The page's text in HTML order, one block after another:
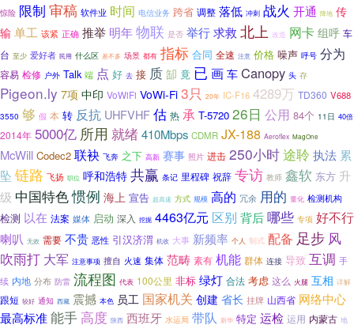
惊险 限制 审稿 软件业 时间 电信业务 跨省 调整 落低 冲刺 战火 开通 降地 传
输 单工 该紧 正确 推举 明年物联 是否 举行求救 北上 改造 网卡组呼 车
台 至少 爱好者 民用 什么区 差不多 场景 都有 指标 合同 全速 注意 价格 噪声 呼号 分为
容易 检修 户外 Talk 端 点 好 去 接 质 缷 竟 已 画 车 Canopy 头 存
Pigeon.ly 7项 中印 VoWiFi VoWi-Fi 3只 20年 IC-F16 4289万 TD360 V688
3550 够 假 本 转 反抗 UHFVHF估 热 承 T-5720 26日 公用 84个 11日 40倍
2014年 5000亿 所用 就绪410Mbps CDMR JX-188 Aeroflex MagOne
McWill Codec2 联袂 飞奔 之下 高新 赛事 照片 进击 250小时途聆 执法 累
坠 链路 飞扬 职位 呼和浩特 共赢 条记 里程碑 祝辞 专访 教师 鑫软 东方 升
级 中国特色惯例 海上 宣告 超高速 方式 规模 高的 冗余 用的 量化 检测机构
检测 以在 法案 媒体 启动 深入 挖掘 4463亿元 区别 背后哪些 专项 好不行
喇叭 无效 需要 不贵 恶性 引汉济渭 机收 大事 新频率 个人 制式 配备 足步 风
吹雨打 大军 注意事项 擅自 火速 集体 范畴 素有 机能 群体 连接 导致 互调 手
续 内地 分布 防雷 流程图 代表 100公里 非标 绿灯 合法 考虑 这么 火腿 互相 详解
跟短 较好 通知 西藏 震撼 本色 员工 国家机关 创建 省长 挂牌 山西省 网络中心
最高标准能手 高度 陕西 西班牙 水运局 带队 新华 特定 运检 运用 内蒙古 地